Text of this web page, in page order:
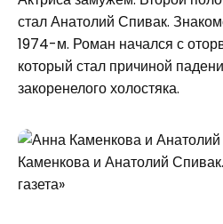
стал Анатолий Спивак.
1974-м. Роман начался с
который стал причиной
закоренелого холостяка.
Каменкова и Анатолий
газета»